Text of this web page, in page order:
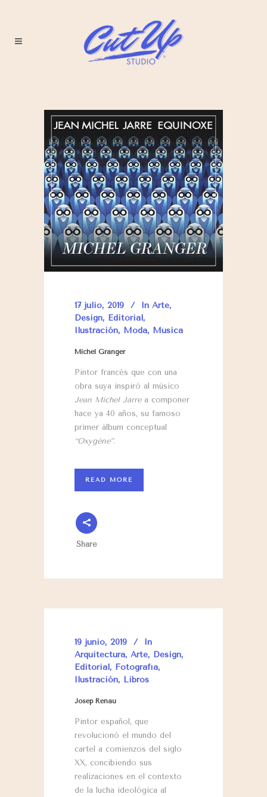
17 julio, 2019 In Arte,
Design, Editorial,
Ilustración, Moda, Música
Michel Granger
Pintor francés que con una
obra suya inspiró al músico
Jean Michel Jarrea componer
hace ya 40 años, su famoso
primer álbum conceptual
“Oxygène”.
READ MORE
Share
19 junio, 2019
In
Arquitectura, Arte, Design,
Editorial, Fotografía,
Ilustración, Libros
Josep Renau
Pintor español, que
revolucionó el mundo del
cartel a comienzos del siglo
XX, concibiendo sus
realizaciones en el contexto
de la lucha ideológica al